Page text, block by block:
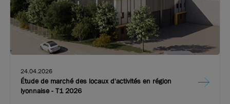
24.04.2026
Étude de marché des locaux d'activités en région
lyonnaise - T1 2026